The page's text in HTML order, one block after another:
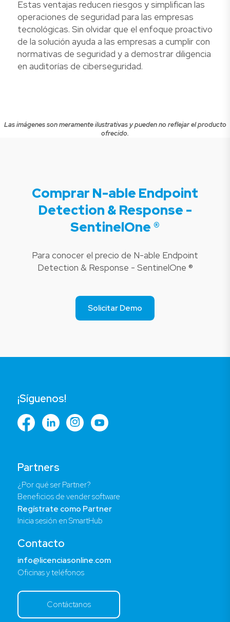
Estas ventajas reducen riesgos y simplifican las
operaciones de seguridad para las empresas
tecnológicas. Sin olvidar que el enfoque proactivo
de la solución ayuda a las empresas a cumplir con
normativas de seguridad y a demostrar diligencia
en auditorías de ciberseguridad.
Las imágenes son meramente ilustrativas y pueden no reflejar el producto
ofrecido.
Comprar N-able Endpoint
Detection & Response -
SentinelOne ®
Para conocer el precio de N-able Endpoint
Detection & Response - SentinelOne ®
Solicitar Demo
Partners
¿Por qué ser Partner?
Beneficios de vender software
Regístrate como Partner
Inicia sesión en SmartHub
Contacto
info@licenciasonline.com
Oficinas y teléfonos
Contáctanos
¡Síguenos!